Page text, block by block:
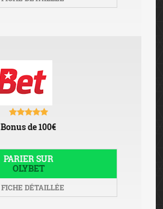
Bonus de 100€
PARIER SUR
OLYBET
FICHE DÉTAILLÉE